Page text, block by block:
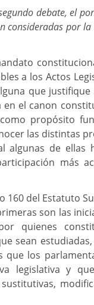
debate, el
por la
a los Actos
que
el canon
propósito
las distintas
de ellas
más
160 del Estatuto
son las
quienes
sean
que los
legislativa y